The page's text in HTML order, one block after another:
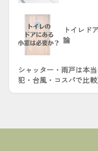
トイレド
論
シャッター・雨戸は本
犯・台風・コスパで比較